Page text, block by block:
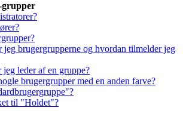
grupper
brugergrupperne og hvordan tilmelder jeg
leder af en gruppe?
brugergrupper med en anden farve?
til "Holdet"?